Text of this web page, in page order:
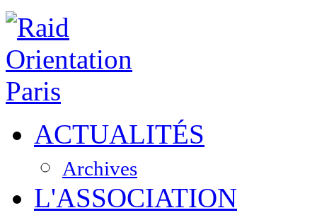
ACTUALITÉS
Archives
L'ASSOCIATION